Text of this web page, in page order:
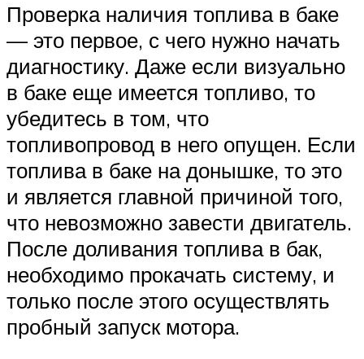
Проверка наличия топлива в баке
— это первое, с чего нужно начать
диагностику. Даже если визуально
в баке еще имеется топливо, то
убедитесь в том, что
топливопровод в него опущен. Если
топлива в баке на донышке, то это
и является главной причиной того,
что невозможно завести двигатель.
После доливания топлива в бак,
необходимо прокачать систему, и
только после этого осуществлять
пробный запуск мотора.